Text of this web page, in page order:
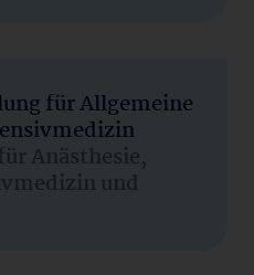
für Allgemeine
Anästhesie,
und